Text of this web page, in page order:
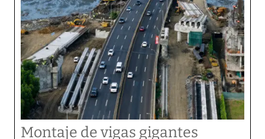
Montaje de vigas gigantes